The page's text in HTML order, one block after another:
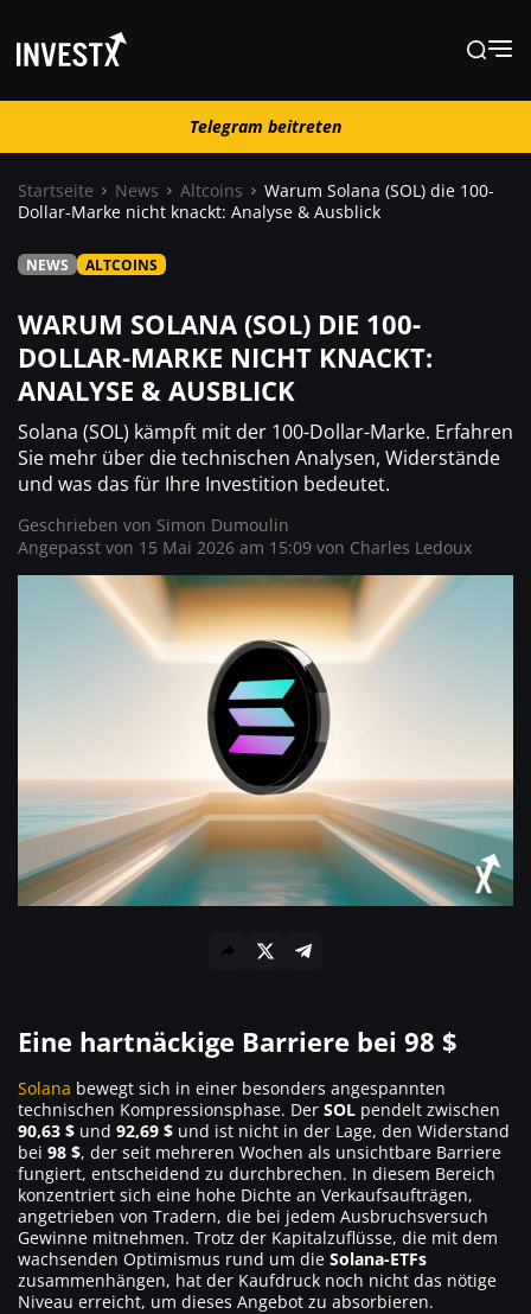
Telegram beitreten
Lernen
Trading
Wo kaufen ?
Casino
Telegram beitreten
Startseite News Altcoins
Warum Solana (SOL) die 100-
Dollar-Marke nicht knackt: Analyse & Ausblick
NEWS ALTCOINS
WARUM SOLANA (SOL) DIE 100-
DOLLAR-MARKE NICHT KNACKT:
ANALYSE & AUSBLICK
Solana (SOL) kämpft mit der 100-Dollar-Marke. Erfahren
Sie mehr über die technischen Analysen, Widerstände
und was das für Ihre Investition bedeutet.
Geschrieben von Simon Dumoulin
Angepasst von 15 Mai 2026 am 15:09 von Charles Ledoux
Eine hartnäckige Barriere bei 98 $
Solana bewegt sich in einer besonders angespannten
technischen Kompressionsphase. Der SOL pendelt zwischen
90,63 $ und 92,69 $ und ist nicht in der Lage, den Widerstand
bei 98 $, der seit mehreren Wochen als unsichtbare Barriere
fungiert, entscheidend zu durchbrechen. In diesem Bereich
konzentriert sich eine hohe Dichte an Verkaufsaufträgen,
angetrieben von Tradern, die bei jedem Ausbruchsversuch
Gewinne mitnehmen. Trotz der Kapitalzuflüsse, die mit dem
wachsenden Optimismus rund um die Solana-ETFs
zusammenhängen, hat der Kaufdruck noch nicht das nötige
Niveau erreicht, um dieses Angebot zu absorbieren.